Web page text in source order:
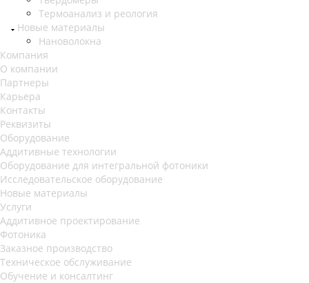
Термоанализ и реология
Новые материалы
Нановолокна
Компания
О компании
Партнеры
Карьера
Контакты
Реквизиты
Оборудование
Аддитивные технологии
Оборудование для интегральной фотоники
Исследовательское оборудование
Новые материалы
Услуги
Аддитивное проектирование
Фотоника
Заказное производство
Техническое обслуживание
Обучение и консалтинг